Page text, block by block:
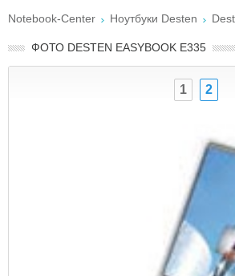
Notebook-Center Ноутбуки Desten
ФОТО DESTEN EASYBOOK E335
1 2